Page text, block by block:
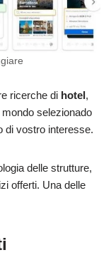
ricerche di hotel,
mondo selezionado
di vostro interesse.
delle strutture,
offerti. Una delle